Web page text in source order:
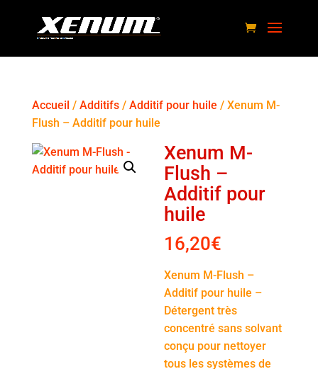
Accueil / Additifs/ Additif pour huile / Xenum M-
Flush – Additif pour huile
Xenum M-
Flush –
Additif pour
huile
16,20€
Xenum M-Flush –
Additif pour huile –
Détergent très
concentré sans solvant
conçu pour nettoyer
tous les systèmes de